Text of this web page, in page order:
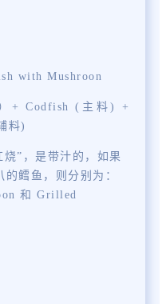
with Mushroon
）+Codfish(主料) +
料)
烧”，是带汁的，如果
鳕鱼，则分别为：
和 Grilled